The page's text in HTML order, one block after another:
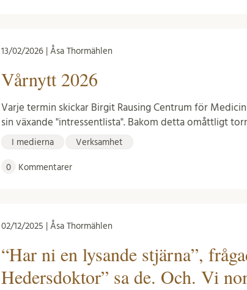
13/02/2026 | Åsa Thormählen
Vårnytt 2026
Varje termin skickar Birgit Rausing Centrum för
sin växande "intressentlista". Bakom detta omåttligt
I medierna Verksamhet
0 Kommentarer
02/12/2025 | Åsa Thormählen
“Har ni en lysande stjärna”,
Hedersdoktor” sa de. Och. Vi